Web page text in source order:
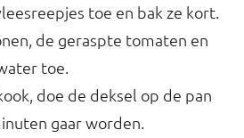
toe en bak ze kort.
de geraspte tomaten en
toe.
doe de deksel op de pan
gaar worden.